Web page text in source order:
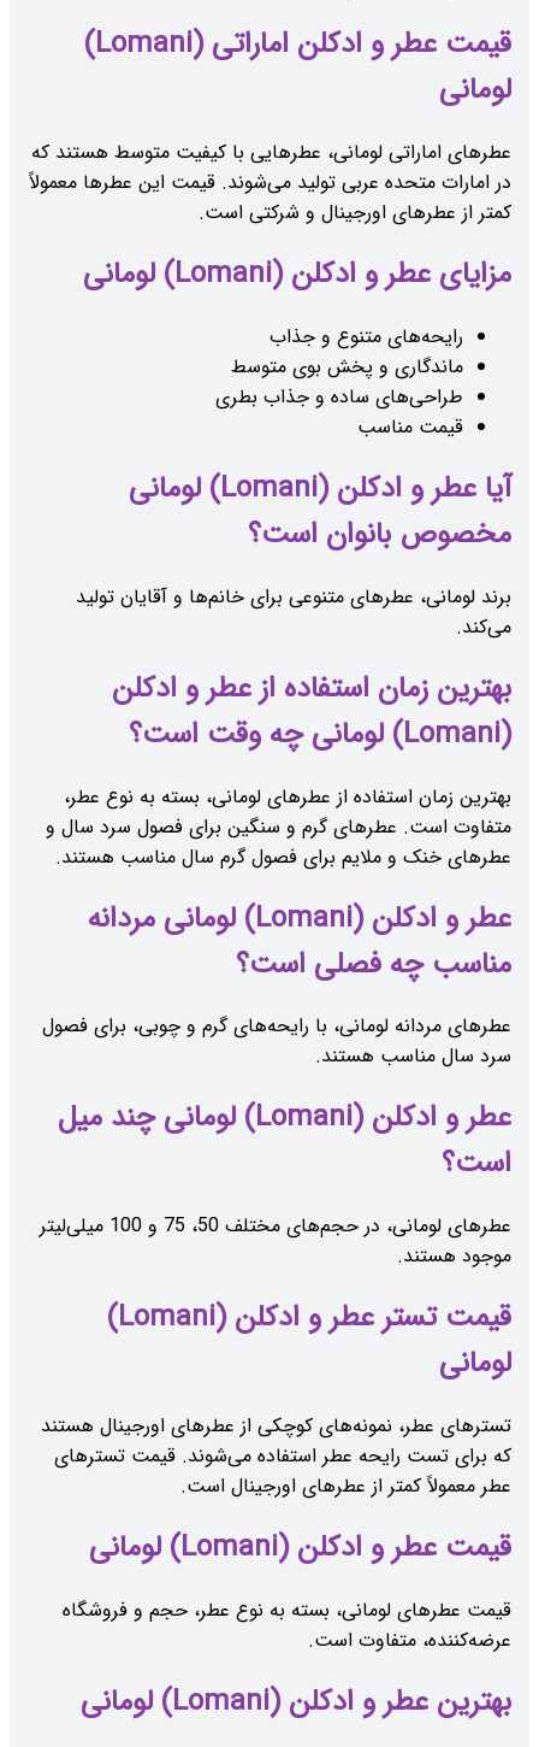
قیمت عطر و ادکلن اماراتی (Lomani)
لومانی
عطرهای اماراتی لومانی، عطرهایی با کیفیت متوسط هستند که
در امارات متحده عربی تولید می‌شوند. قیمت این عطرها معمولاً
کمتر از عطرهای اورجینال و شرکتی است.
مزایای عطر و ادکلن (Lomani) لومانی
رایحه‌های متنوع و جذاب
ماندگاری و پخش بوی متوسط
طراحی‌های ساده و جذاب بطری
قیمت مناسب
آیا عطر و ادکلن (Lomani) لومانی
مخصوص بانوان است؟
برند لومانی، عطرهای متنوعی برای خانم‌ها و آقایان تولید
می‌کند.
بهترین زمان استفاده از عطر و ادکلن
(Lomani) لومانی چه وقت است؟
بهترین زمان استفاده از عطرهای لومانی، بسته به نوع عطر،
متفاوت است. عطرهای گرم و سنگین برای فصول سرد سال و
عطرهای خنک و ملایم برای فصول گرم سال مناسب هستند.
عطر و ادکلن (Lomani) لومانی مردانه
مناسب چه فصلی است؟
عطرهای مردانه لومانی، با رایحه‌های گرم و چوبی، برای فصول
سرد سال مناسب هستند.
عطر و ادکلن (Lomani) لومانی چند میل
است؟
عطرهای لومانی، در حجم‌های مختلف 50، 75 و 100 میلی‌لیتر
موجود هستند.
قیمت تستر عطر و ادکلن (Lomani)
لومانی
تسترهای عطر، نمونه‌های کوچکی از عطرهای اورجینال هستند
که برای تست رایحه عطر استفاده می‌شوند. قیمت تسترهای
عطر معمولاً کمتر از عطرهای اورجینال است.
قیمت عطر و ادکلن (Lomani) لومانی
قیمت عطرهای لومانی، بسته به نوع عطر، حجم و فروشگاه
عرضه‌کننده، متفاوت است.
بهترین عطر و ادکلن (Lomani) لومانی